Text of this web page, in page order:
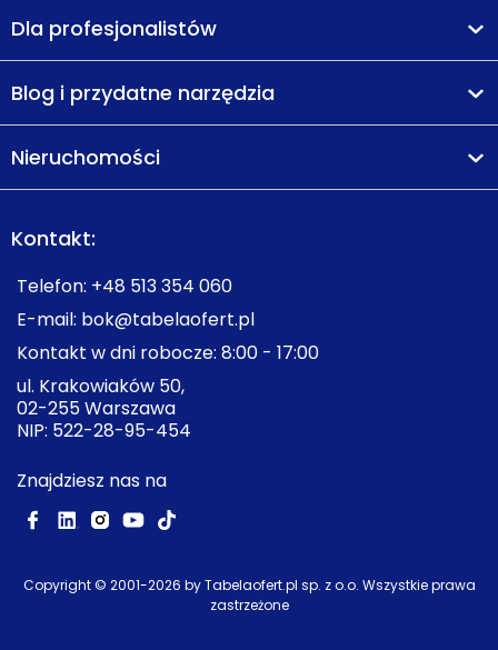
Dla profesjonalistów
Blog i przydatne narzędzia
Nieruchomości
Kontakt:
Telefon: +48 513 354 060
E-mail: bok@tabelaofert.pl
Kontakt w dni robocze: 8:00 - 17:00
ul. Krakowiaków 50,
02-255 Warszawa
NIP: 522-28-95-454
Znajdziesz nas na
Copyright © 2001-2026 by Tabelaofert.pl sp. z o.o. Wszystkie prawa
zastrzeżone